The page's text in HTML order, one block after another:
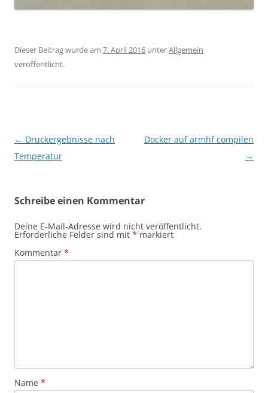
Dieser Beitrag wurde am 7. April 2016 unterAllgemein
veröffentlicht.
Beitragsnavigation
← Druckergebnisse nach
Temperatur
Docker auf armhf compilen
→
Schreibe einen Kommentar
Deine E-Mail-Adresse wird nicht veröffentlicht.
Erforderliche Felder sind mit * markiert
Kommentar *
Name *